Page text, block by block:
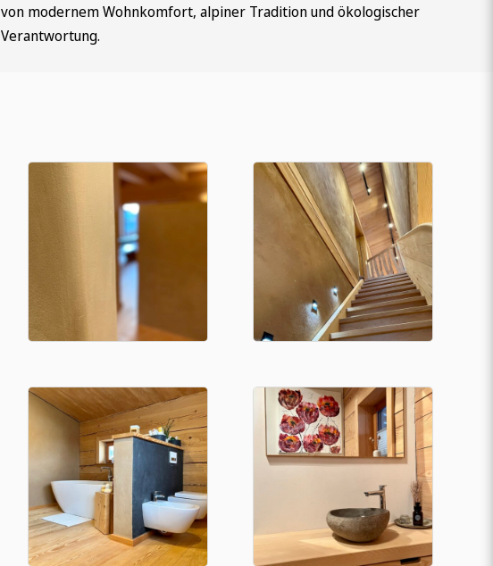
von modernem Wohnkomfort, alpiner Tradition und ökologischer
Verantwortung.